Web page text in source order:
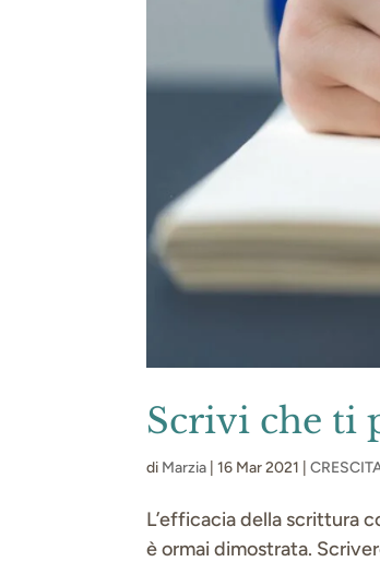
Scrivi che ti
di Marzia |16 Mar 2021 |
L’efficacia della scrittura
è ormai dimostrata.